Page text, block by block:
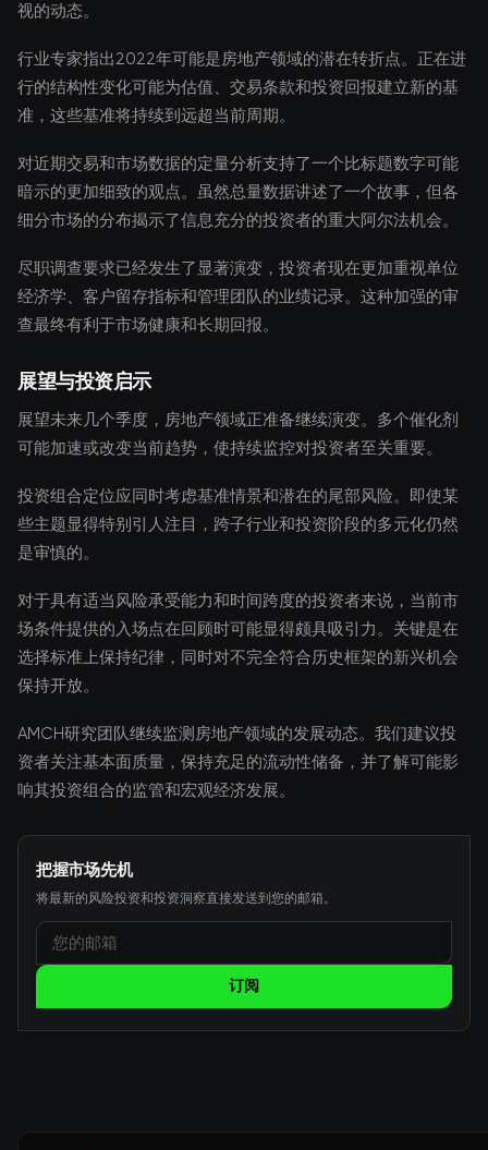
视的动态。
行业专家指出2022年可能是房地产领域的潜在转折点。正在进
行的结构性变化可能为估值、交易条款和投资回报建立新的基
准，这些基准将持续到远超当前周期。
对近期交易和市场数据的定量分析支持了一个比标题数字可能
暗示的更加细致的观点。虽然总量数据讲述了一个故事，但各
细分市场的分布揭示了信息充分的投资者的重大阿尔法机会。
尽职调查要求已经发生了显著演变，投资者现在更加重视单位
经济学、客户留存指标和管理团队的业绩记录。这种加强的审
查最终有利于市场健康和长期回报。
展望与投资启示
展望未来几个季度，房地产领域正准备继续演变。多个催化剂
可能加速或改变当前趋势，使持续监控对投资者至关重要。
投资组合定位应同时考虑基准情景和潜在的尾部风险。即使某
些主题显得特别引人注目，跨子行业和投资阶段的多元化仍然
是审慎的。
对于具有适当风险承受能力和时间跨度的投资者来说，当前市
场条件提供的入场点在回顾时可能显得颇具吸引力。关键是在
选择标准上保持纪律，同时对不完全符合历史框架的新兴机会
保持开放。
AMCH研究团队继续监测房地产领域的发展动态。我们建议投
资者关注基本面质量，保持充足的流动性储备，并了解可能影
响其投资组合的监管和宏观经济发展。
把握市场先机
将最新的风险投资和投资洞察直接发送到您的邮箱。
订阅